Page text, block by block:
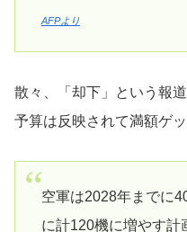
AFPより
散々、「却下」という報
予算は反映されて満額ゲッ
空軍は2028年までに
に計120機に増やす計